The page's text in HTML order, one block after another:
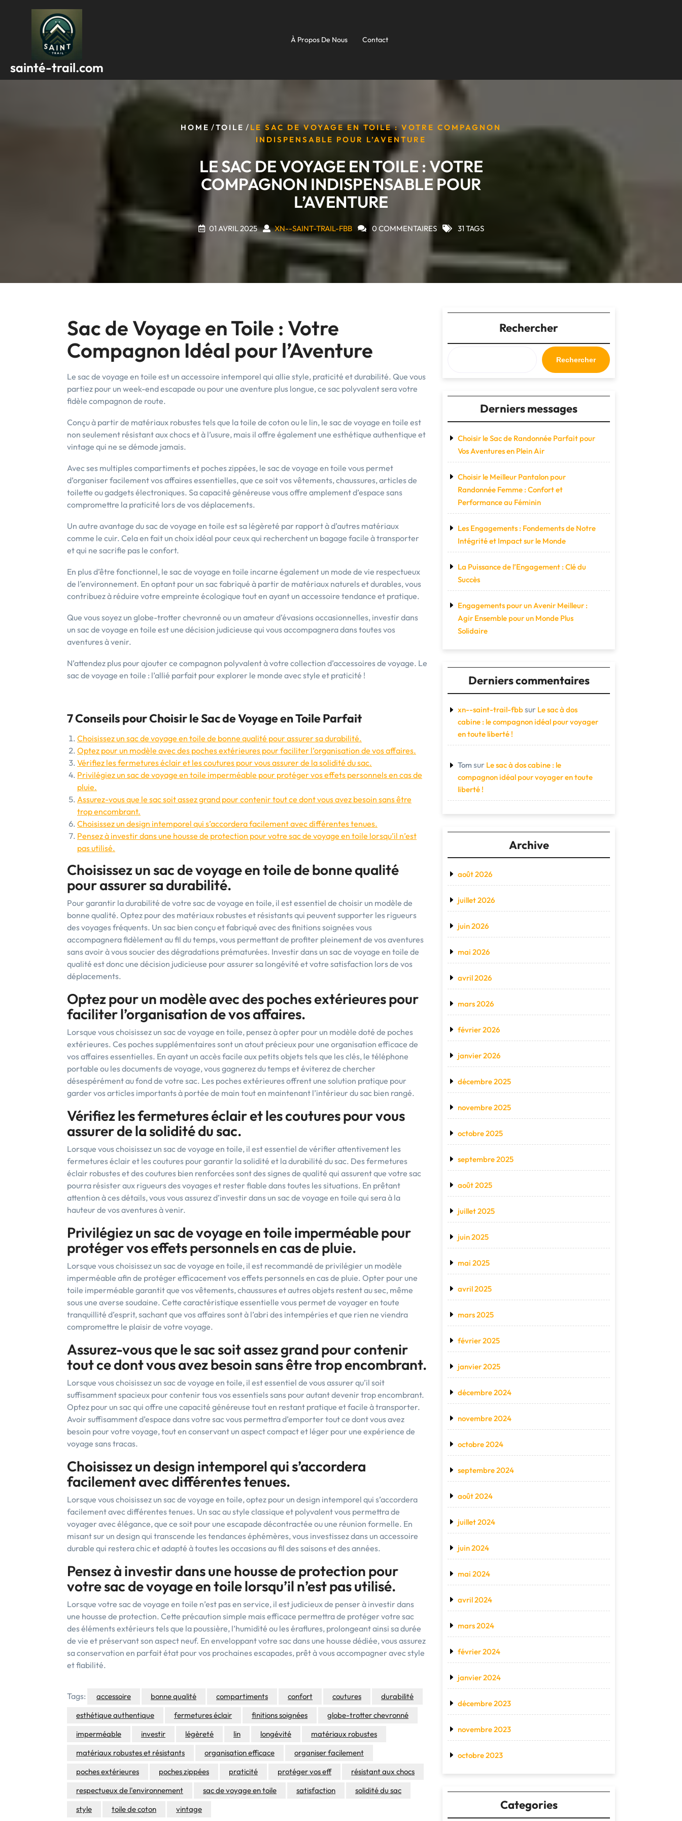
sainté-trail.com
À Propos De Nous Contact
HOME /TOILE / LE SAC DE VOYAGE EN TOILE : VOTRE COMPAGNON
INDISPENSABLE POUR L’AVENTURE
LE SAC DE VOYAGE EN TOILE : VOTRE
COMPAGNON INDISPENSABLE POUR
L’AVENTURE
01 AVRIL 2025 XN--SAINT-TRAIL-FBB 0 COMMENTAIRES 31 TAGS
Sac de Voyage en Toile : Votre
Compagnon Idéal pour l’Aventure
Le sac de voyage en toile est un accessoire intemporel qui allie style, praticité et durabilité. Que vous
partiez pour un week-end escapade ou pour une aventure plus longue, ce sac polyvalent sera votre
fidèle compagnon de route.
Conçu à partir de matériaux robustes tels que la toile de coton ou le lin, le sac de voyage en toile est
non seulement résistant aux chocs et à l’usure, mais il offre également une esthétique authentique et
vintage qui ne se démode jamais.
Avec ses multiples compartiments et poches zippées, le sac de voyage en toile vous permet
d’organiser facilement vos affaires essentielles, que ce soit vos vêtements, chaussures, articles de
toilette ou gadgets électroniques. Sa capacité généreuse vous offre amplement d’espace sans
compromettre la praticité lors de vos déplacements.
Un autre avantage du sac de voyage en toile est sa légèreté par rapport à d’autres matériaux
comme le cuir. Cela en fait un choix idéal pour ceux qui recherchent un bagage facile à transporter
et qui ne sacrifie pas le confort.
En plus d’être fonctionnel, le sac de voyage en toile incarne également un mode de vie respectueux
de l’environnement. En optant pour un sac fabriqué à partir de matériaux naturels et durables, vous
contribuez à réduire votre empreinte écologique tout en ayant un accessoire tendance et pratique.
Que vous soyez un globe-trotter chevronné ou un amateur d’évasions occasionnelles, investir dans
un sac de voyage en toile est une décision judicieuse qui vous accompagnera dans toutes vos
aventures à venir.
N’attendez plus pour ajouter ce compagnon polyvalent à votre collection d’accessoires de voyage. Le
sac de voyage en toile : l’allié parfait pour explorer le monde avec style et praticité !
7 Conseils pour Choisir le Sac de Voyage en Toile Parfait
Choisissez un sac de voyage en toile de bonne qualité pour assurer sa durabilité.
Optez pour un modèle avec des poches extérieures pour faciliter l’organisation de vos affaires.
Vérifiez les fermetures éclair et les coutures pour vous assurer de la solidité du sac.
Privilégiez un sac de voyage en toile imperméable pour protéger vos effets personnels en cas de
pluie.
Assurez-vous que le sac soit assez grand pour contenir tout ce dont vous avez besoin sans être
trop encombrant.
Choisissez un design intemporel qui s’accordera facilement avec différentes tenues.
Pensez à investir dans une housse de protection pour votre sac de voyage en toile lorsqu’il n’est
pas utilisé.
Choisissez un sac de voyage en toile de bonne qualité
pour assurer sa durabilité.
Pour garantir la durabilité de votre sac de voyage en toile, il est essentiel de choisir un modèle de
bonne qualité. Optez pour des matériaux robustes et résistants qui peuvent supporter les rigueurs
des voyages fréquents. Un sac bien conçu et fabriqué avec des finitions soignées vous
accompagnera fidèlement au fil du temps, vous permettant de profiter pleinement de vos aventures
sans avoir à vous soucier des dégradations prématurées. Investir dans un sac de voyage en toile de
qualité est donc une décision judicieuse pour assurer sa longévité et votre satisfaction lors de vos
déplacements.
Optez pour un modèle avec des poches extérieures pour
faciliter l’organisation de vos affaires.
Lorsque vous choisissez un sac de voyage en toile, pensez à opter pour un modèle doté de poches
extérieures. Ces poches supplémentaires sont un atout précieux pour une organisation efficace de
vos affaires essentielles. En ayant un accès facile aux petits objets tels que les clés, le téléphone
portable ou les documents de voyage, vous gagnerez du temps et éviterez de chercher
désespérément au fond de votre sac. Les poches extérieures offrent une solution pratique pour
garder vos articles importants à portée de main tout en maintenant l’intérieur du sac bien rangé.
Vérifiez les fermetures éclair et les coutures pour vous
assurer de la solidité du sac.
Lorsque vous choisissez un sac de voyage en toile, il est essentiel de vérifier attentivement les
fermetures éclair et les coutures pour garantir la solidité et la durabilité du sac. Des fermetures
éclair robustes et des coutures bien renforcées sont des signes de qualité qui assurent que votre sac
pourra résister aux rigueurs des voyages et rester fiable dans toutes les situations. En prêtant
attention à ces détails, vous vous assurez d’investir dans un sac de voyage en toile qui sera à la
hauteur de vos aventures à venir.
Privilégiez un sac de voyage en toile imperméable pour
protéger vos effets personnels en cas de pluie.
Lorsque vous choisissez un sac de voyage en toile, il est recommandé de privilégier un modèle
imperméable afin de protéger efficacement vos effets personnels en cas de pluie. Opter pour une
toile imperméable garantit que vos vêtements, chaussures et autres objets restent au sec, même
sous une averse soudaine. Cette caractéristique essentielle vous permet de voyager en toute
tranquillité d’esprit, sachant que vos affaires sont à l’abri des intempéries et que rien ne viendra
compromettre le plaisir de votre voyage.
Assurez-vous que le sac soit assez grand pour contenir
tout ce dont vous avez besoin sans être trop encombrant.
Lorsque vous choisissez un sac de voyage en toile, il est essentiel de vous assurer qu’il soit
suffisamment spacieux pour contenir tous vos essentiels sans pour autant devenir trop encombrant.
Optez pour un sac qui offre une capacité généreuse tout en restant pratique et facile à transporter.
Avoir suffisamment d’espace dans votre sac vous permettra d’emporter tout ce dont vous avez
besoin pour votre voyage, tout en conservant un aspect compact et léger pour une expérience de
voyage sans tracas.
Choisissez un design intemporel qui s’accordera
facilement avec différentes tenues.
Lorsque vous choisissez un sac de voyage en toile, optez pour un design intemporel qui s’accordera
facilement avec différentes tenues. Un sac au style classique et polyvalent vous permettra de
voyager avec élégance, que ce soit pour une escapade décontractée ou une réunion formelle. En
misant sur un design qui transcende les tendances éphémères, vous investissez dans un accessoire
durable qui restera chic et adapté à toutes les occasions au fil des saisons et des années.
Pensez à investir dans une housse de protection pour
votre sac de voyage en toile lorsqu’il n’est pas utilisé.
Lorsque votre sac de voyage en toile n’est pas en service, il est judicieux de penser à investir dans
une housse de protection. Cette précaution simple mais efficace permettra de protéger votre sac
des éléments extérieurs tels que la poussière, l’humidité ou les éraflures, prolongeant ainsi sa durée
de vie et préservant son aspect neuf. En enveloppant votre sac dans une housse dédiée, vous assurez
sa conservation en parfait état pour vos prochaines escapades, prêt à vous accompagner avec style
et fiabilité.
Tags: accessoire bonne qualité compartiments confort coutures
durabilité
esthétique authentique
fermetures éclair finitions soignées
globe-trotter chevronné
imperméable
investir légèreté lin longévité
matériaux robustes
matériaux robustes et résistants
organisation efficace
organiser facilement
poches extérieures
poches zippées praticité protéger vos eff
résistant aux chocs
respectueux de l'environnement
sac de voyage en toile satisfaction
solidité du sac
style
toile de coton vintage
Rechercher
Rechercher
Derniers messages
Choisir le Sac de Randonnée Parfait pour
Vos Aventures en Plein Air
Choisir le Meilleur Pantalon pour
Randonnée Femme : Confort et
Performance au Féminin
Les Engagements : Fondements de Notre
Intégrité et Impact sur le Monde
La Puissance de l’Engagement : Clé du
Succès
Engagements pour un Avenir Meilleur :
Agir Ensemble pour un Monde Plus
Solidaire
Derniers commentaires
xn--saint-trail-fbbsur Le sac à dos
cabine : le compagnon idéal pour voyager
en toute liberté !
Tom sur Le sac à dos cabine : le
compagnon idéal pour voyager en toute
liberté !
Archive
août 2026
juillet 2026
juin 2026
mai 2026
avril 2026
mars 2026
février 2026
janvier 2026
décembre 2025
novembre 2025
octobre 2025
septembre 2025
août 2025
juillet 2025
juin 2025
mai 2025
avril 2025
mars 2025
février 2025
janvier 2025
décembre 2024
novembre 2024
octobre 2024
septembre 2024
août 2024
juillet 2024
juin 2024
mai 2024
avril 2024
mars 2024
février 2024
janvier 2024
décembre 2023
novembre 2023
octobre 2023
Categories